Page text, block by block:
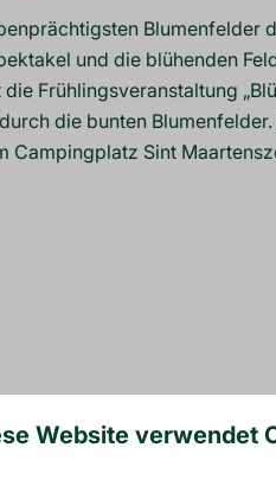
Blumenfelder
und die blühenden
Frühlingsveranstaltung
die bunten Blumenfelder.
Campingplatz Sint
Website verwendet